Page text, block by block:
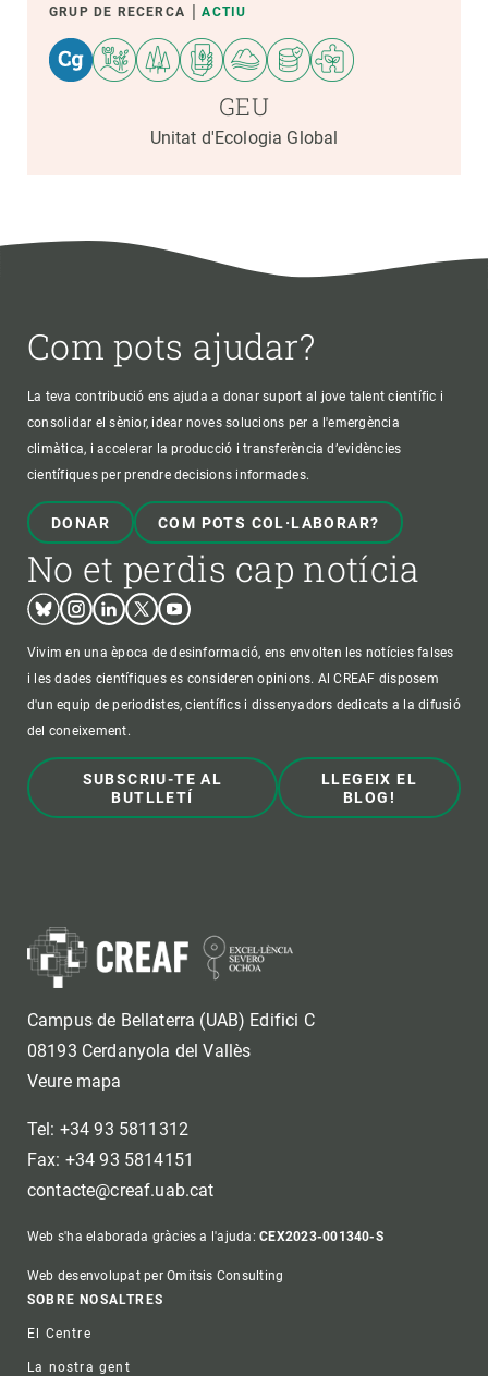
GRUP DE RECERCA ACTIU
GEU
Unitat d'Ecologia Global
Com pots ajudar?
La teva contribució ens ajuda a donar suport al jove talent científic i
consolidar el sènior, idear noves solucions per a l'emergència
climàtica, i accelerar la producció i transferència d’evidències
científiques per prendre decisions informades.
DONAR COM POTS COL·LABORAR?
No et perdis cap notícia
BlueskyInstagram
LinkedinTwitterYoutube
Vivim en una època de desinformació, ens envolten les notícies falses
i les dades científiques es consideren opinions. Al CREAF disposem
d'un equip de periodistes, científics i dissenyadors dedicats a la difusió
del coneixement.
SUBSCRIU-TE AL
BUTLLETÍ
LLEGEIX EL
BLOG!
Campus de Bellaterra (UAB) Edifici C
08193 Cerdanyola del Vallès
Veure mapa
Tel: +34 93 5811312
Fax: +34 93 5814151
contacte@creaf.uab.cat
Web s'ha elaborada gràcies a l'ajuda:CEX2023-001340-S
Web desenvolupat per Omitsis Consulting
Footer
SOBRE NOSALTRES
El Centre
La nostra gent